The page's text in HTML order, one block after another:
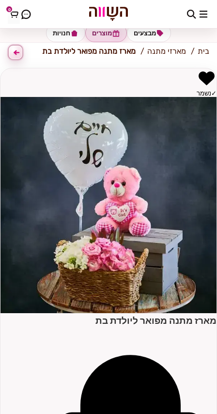
0 כתובת למשלוח הזינו כתובת
חנויות מוצרים מבצעים
בית מארזי מתנה מארז מתנה מפואר ליולדת בת
✓ נשמר
מארז מתנה מפואר ליולדת בת